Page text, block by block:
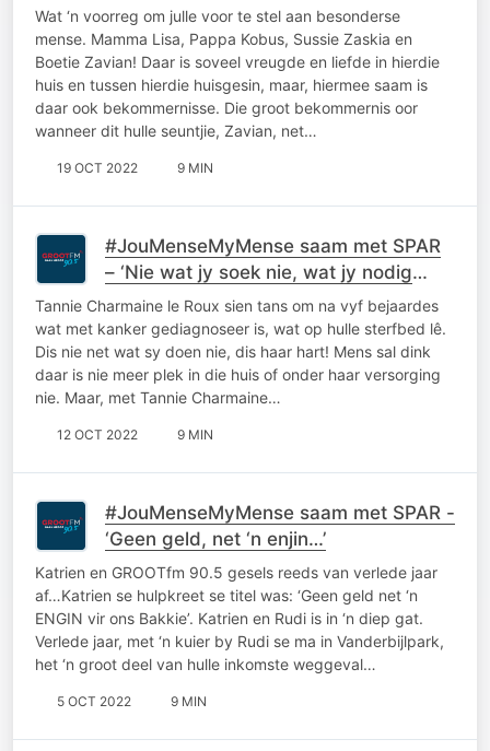
Wat ‘n voorreg om julle voor te stel aan besonderse
mense. Mamma Lisa, Pappa Kobus, Sussie Zaskia en
Boetie Zavian! Daar is soveel vreugde en liefde in hierdie
huis en tussen hierdie huisgesin, maar, hiermee saam is
daar ook bekommernisse. Die groot bekommernis oor
wanneer dit hulle seuntjie, Zavian, net…
19 OCT 2022 9 MIN
#JouMenseMyMense saam met SPAR
– ‘Nie wat jy soek nie, wat jy nodig
het…’
Tannie Charmaine le Roux sien tans om na vyf bejaardes
wat met kanker gediagnoseer is, wat op hulle sterfbed lê.
Dis nie net wat sy doen nie, dis haar hart! Mens sal dink
daar is nie meer plek in die huis of onder haar versorging
nie. Maar, met Tannie Charmaine…
12 OCT 2022 9 MIN
#JouMenseMyMense saam met SPAR -
‘Geen geld, net ‘n enjin…’
Katrien en GROOTfm 90.5 gesels reeds van verlede jaar
af…Katrien se hulpkreet se titel was: ‘Geen geld net ‘n
ENGIN vir ons Bakkie’. Katrien en Rudi is in ‘n diep gat.
Verlede jaar, met ‘n kuier by Rudi se ma in Vanderbijlpark,
het ‘n groot deel van hulle inkomste weggeval…
5 OCT 2022 9 MIN